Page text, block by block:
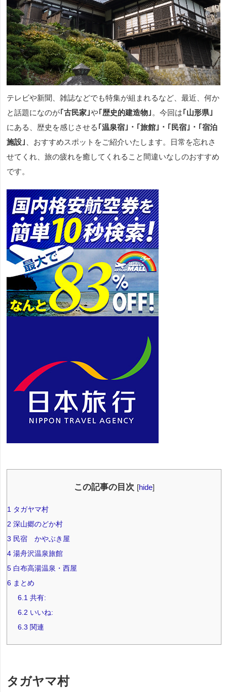
テレビや新聞、雑誌などでも特集が組まれるなど、最近、何か
と話題になのが｢古民家｣や｢歴史的建造物｣ 。今回は｢山形県｣
にある、歴史を感じさせる ｢温泉宿｣・｢旅館｣・｢民宿｣・｢宿泊
施設｣
、おすすめスポットをご紹介いたします。日常を忘れさ
せてくれ、旅の疲れを癒してくれること間違いなしのおすすめ
です。
この記事の目次 [hide]
1 タガヤマ村
2 深山郷のどか村
3 民宿 かやぶき屋
4 湯舟沢温泉旅館
5 白布高湯温泉・西屋
6 まとめ
6.1 共有:
6.2 いいね:
6.3 関連
タガヤマ村